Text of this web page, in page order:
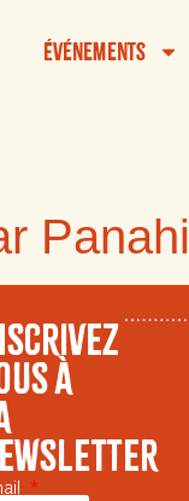
Événements
Panahi
À